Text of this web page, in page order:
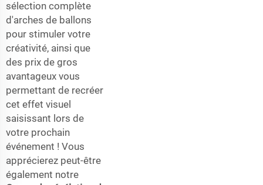
sélection complète
d'arches de ballons
pour stimuler votre
créativité, ainsi que
des prix de gros
avantageux vous
permettant de recréer
cet effet visuel
saisissant lors de
votre prochain
événement ! Vous
apprécierez peut-être
également notre